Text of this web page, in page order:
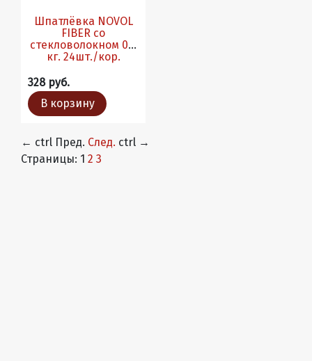
Шпатлёвка NOVOL
FIBER со
стекловолокном 0.2
кг. 24шт./кор.
328 руб.
В корзину
← ctrl Пред. След. ctrl →
Страницы: 1 2 3